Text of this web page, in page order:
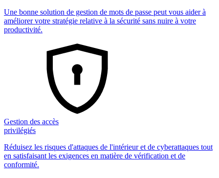
Une bonne solution de gestion de mots de passe peut vous aider à
améliorer votre stratégie relative à la sécurité sans nuire à votre
productivité.
Gestion des accès
privilégiés
Réduisez les risques d'attaques de l'intérieur et de cyberattaques tout
en satisfaisant les exigences en matière de vérification et de
conformité.